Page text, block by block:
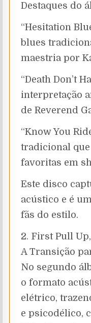
Destaques do
“Hesitation
blues
maestria por
“Death Don’t
interpretação
de Reverend
“Know You
tradicional
favoritas em
Este disco
acústico e é
fãs do estilo.
2. First Pull
A Transição
No segundo
o formato
elétrico,
e psicodélico,